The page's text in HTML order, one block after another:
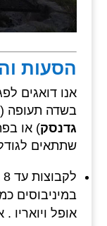
הסעות
אנו דואגים
בשדה תעופה (
גדנסק) או
שתתאים
במיניבוסים
אופל